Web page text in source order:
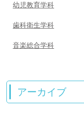
幼児教育学科
歯科衛生学科
音楽総合学科
アーカイブ